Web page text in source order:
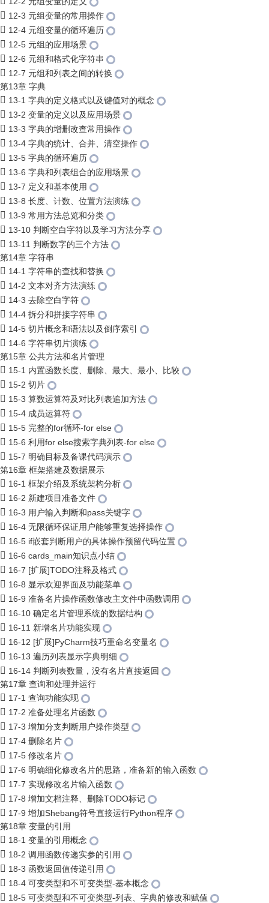
12-3 元组变量的常用操作
12-4 元组变量的循环遍历
12-5 元组的应用场景
12-6 元组和格式化字符串
12-7 元组和列表之间的转换
第13章 字典
13-1 字典的定义格式以及键值对的概念
13-2 变量的定义以及应用场景
13-3 字典的增删改查常用操作
13-4 字典的统计、合并、清空操作
13-5 字典的循环遍历
13-6 字典和列表组合的应用场景
13-7 定义和基本使用
13-8 长度、计数、位置方法演练
13-9 常用方法总览和分类
13-10 判断空白字符以及学习方法分享
13-11 判断数字的三个方法
第14章 字符串
14-1 字符串的查找和替换
14-2 文本对齐方法演练
14-3 去除空白字符
14-4 拆分和拼接字符串
14-5 切片概念和语法以及倒序索引
14-6 字符串切片演练
第15章 公共方法和名片管理
15-1 内置函数长度、删除、最大、最小、比较
15-2 切片
15-3 算数运算符及对比列表追加方法
15-4 成员运算符
15-5 完整的for循环-for else
15-6 利用for else搜索字典列表-for else
15-7 明确目标及备课代码演示
第16章 框架搭建及数据展示
16-1 框架介绍及系统架构分析
16-2 新建项目准备文件
16-3 用户输入判断和pass关键字
16-4 无限循环保证用户能够重复选择操作
16-5 if嵌套判断用户的具体操作预留代码位置
16-6 cards_main知识点小结
16-7 [扩展]TODO注释及格式
16-8 显示欢迎界面及功能菜单
16-9 准备名片操作函数修改主文件中函数调用
16-10 确定名片管理系统的数据结构
16-11 新增名片功能实现
16-12 [扩展]PyCharm技巧重命名变量名
16-13 遍历列表显示字典明细
16-14 判断列表数量，没有名片直接返回
第17章 查询和处理并运行
17-1 查询功能实现
17-2 准备处理名片函数
17-3 增加分支判断用户操作类型
17-4 删除名片
17-5 修改名片
17-6 明确细化修改名片的思路，准备新的输入函数
17-7 实现修改名片输入函数
17-8 增加文档注释、删除TODO标记
17-9 增加Shebang符号直接运行Python程序
第18章 变量的引用
18-1 变量的引用概念
18-2 调用函数传递实参的引用
18-3 函数返回值传递引用
18-4 可变类型和不可变类型-基本概念
18-5 可变类型和不可变类型-列表、字典的修改和赋值